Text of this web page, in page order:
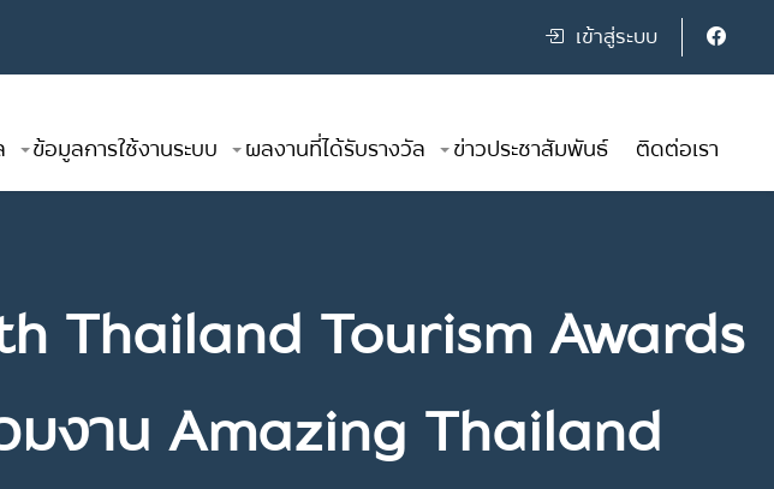
เข้าสู่ระบบ
ข้อมูลการใช้งานระบบ ผลงานที่ได้รับรางวัล ข่าวประชาสัมพันธ์ ติดต่อเรา
Thailand Tourism Awards
มงาน Amazing Thailand